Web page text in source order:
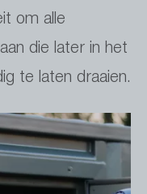
om alle
die later in het
te laten draaien.